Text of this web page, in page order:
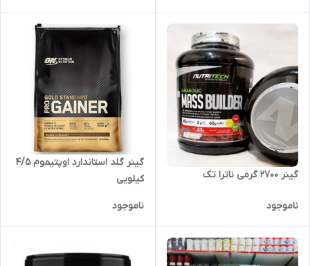
گینر ۲۷۰۰ گرمی ناترا تک
ناموجود
گینر گلد استاندارد اوپتیموم ۴/۵
کیلویی
ناموجود